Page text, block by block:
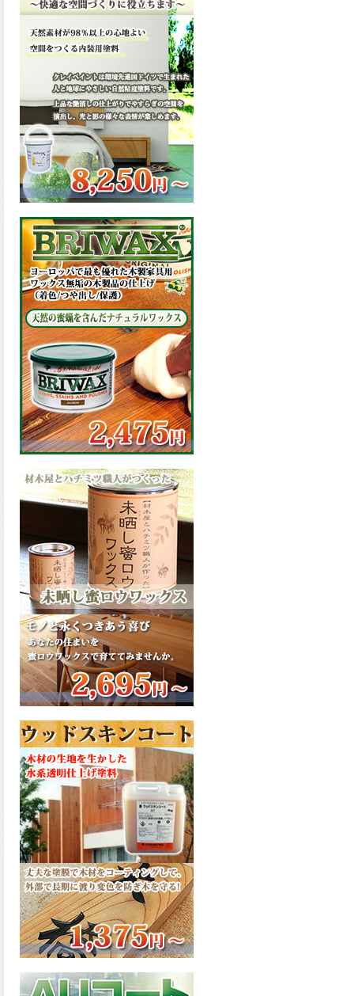
塗料と比べ、滑らかな塗膜表
面を形成し、光沢が高く、抜
群の仕上がり性を提供、一液
プレミアムルーフシリコンが
新しく販売開始致しました。
ご購入はこちらから。
2026.03.12
無機顔料の表面を高緻密ダブ
ルシールド層でガードするこ
とにより、ラジカルの発生を
抑制、エスケープレミアムル
ーフSiが新しく販売開始致し
ました。ご購入はこちらか
ら。
2026.03.11
緻密で強靭な無機系塗膜と、
汚れを降雨で洗い流す親水性
の表面効果により優れた低汚
染性を発揮、エスケープレミ
アム無機ルーフが新しく販売
開始致しました。ご購入はこ
ちらから。
2026.03.09
ハケ塗りでの伸びが良く作業
性と仕上がりに優れた合成樹
脂調合ペイント、SDホルスF4
が新しく販売開始致しまし
た。ご購入はこちらから。
2026.03.06
ファインウレタンの使いやす
さで、低汚染形。塗料用シン
ナーで希釈できる、使いやす
さを追求したウレタン樹脂エ
ナメル、低汚染形ファインウ
レタンU100が新しく販売開始
致しました。ご購入はこちら
から。
2026.03.05
ファインウレタンの使いやす
さで、弾性形。塗料用シンナ
ーで希釈できる、使いやすさ
を追求したウレタン樹脂エナ
メル、弾性ファインウレタン
した。ご購入はこちらから。
2026.03.04
長年ご愛顧いただいている
「ラッカー塗料」に抗ウイル
ス機能を追加しバージョンア
ップ、UAV-78700 クリヤーラ
ッカー・ハイフラットが新し
く販売開始致しました。ご購
入はこちらから。
2026.03.03
木の素材感はそのまま活か
し、汚れや日焼け・黄ばみを
防ぐことができる、白木肌2が
新しく販売開始致しました。
2026.03.03